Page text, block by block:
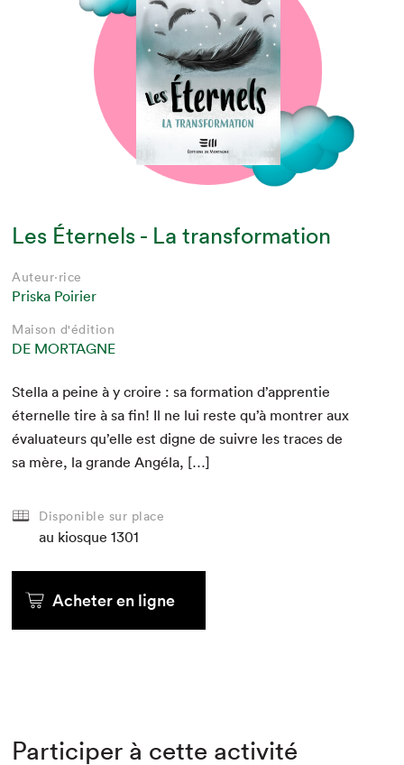
Les Éternels - La transformation
Auteur·rice
Priska Poirier
Maison d'édition
DE MORTAGNE
Stel­la a peine à y croire : sa for­ma­tion d’apprentie
éter­nelle tire à sa fin! Il ne lui reste qu’à mon­tr­er aux
éval­u­a­teurs qu’elle est digne de suiv­re les traces de
sa mère, la grande Angéla, […]
Disponible sur place
au kiosque 1301
Acheter en ligne
Participer à cette activité